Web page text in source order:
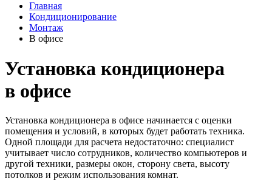
Главная
Кондиционирование
Монтаж
В офисе
Установка кондиционера
в офисе
Установка кондиционера в офисе начинается с оценки
помещения и условий, в которых будет работать техника.
Одной площади для расчета недостаточно: специалист
учитывает число сотрудников, количество компьютеров и
другой техники, размеры окон, сторону света, высоту
потолков и режим использования комнат.